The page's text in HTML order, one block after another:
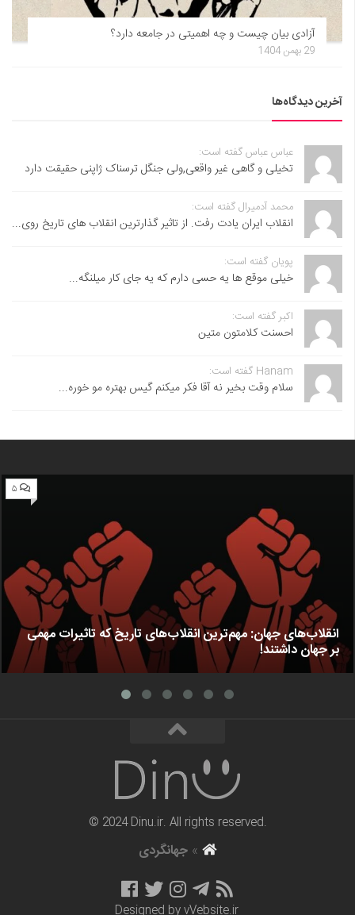
آزادی بیان چیست و چه اهمیتی در جامعه دارد؟
29 بهمن 1404
آخرین دیدگاه‌ها
عباس عباس گفته است:
تخیلی و گاهی غیر واقعی,ولی جنگل ترسناک ژاپنی حقیقت دارد
محمد آدمیرال گفته است:
انقلاب ایران یادت رفت. از تاثیر گذارترین انقلاب های تاریخ روی...
پویان گفته است:
خیلی موقع ها یه حسی دارم که یه جای کار میلنگه...
اکبر گفته است:
احسنت ‌کلامتون متین
Hanam گفته است:
سلام وقت بخیر نه آقا فکر میکنم گیس بهتره مو خوره...
۵
انقلاب‌های جهان: مهم‌ترین انقلاب‌های تاریخ که تاثیرات مهمی
بر جهان داشتند!
© 2024 Dinu.ir. All rights reserved.
» جهانگردی
Designed byvVebsite.ir